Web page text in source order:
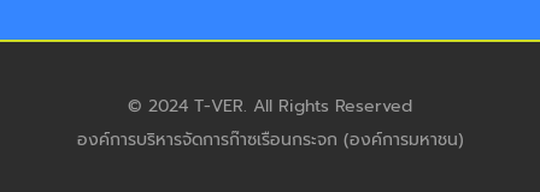
© 2024 T-VER. All Rights Reserved
องค์การบริหารจัดการก๊าซเรือนกระจก (องค์การมหาชน)